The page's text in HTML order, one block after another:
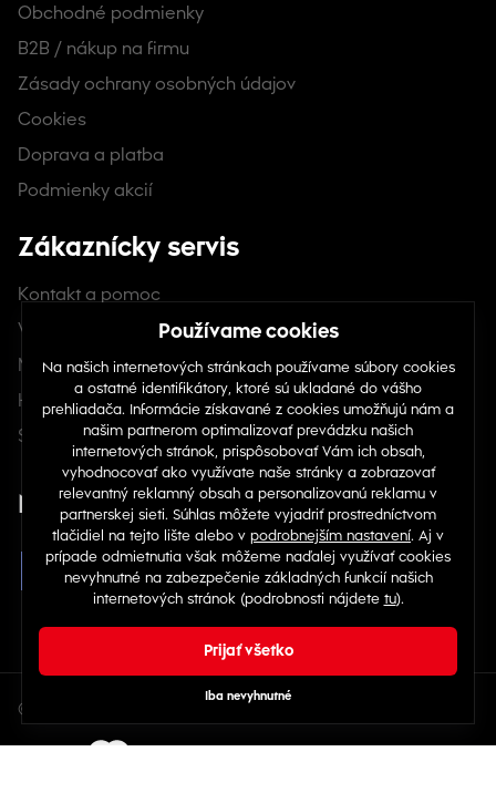
Obchodné podmienky
B2B / nákup na firmu
Zásady ochrany osobných údajov
Cookies
Doprava a platba
Podmienky akcií
Zákaznícky servis
Kontakt a pomoc
Veľkostná tabuľka
Môj účet
História objednávok
Skontrolovať stav objednávky
Nájdete nás na sociálnych sieťach
© Copyright 2026 TOP 1 IT Solutions, s.r.o.